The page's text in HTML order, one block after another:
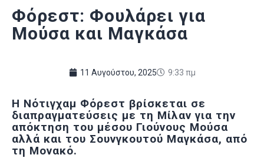
Φόρεστ: Φουλάρει για
Μούσα και Μαγκάσα
11 Αυγούστου, 2025 9:33 πμ
Η Νότιγχαμ Φόρεστ βρίσκεται σε
διαπραγματεύσεις με τη Μίλαν για την
απόκτηση του μέσου Γιούνους Μούσα
αλλά και του Σουνγκουτού Μαγκάσα, από
τη Μονακό.